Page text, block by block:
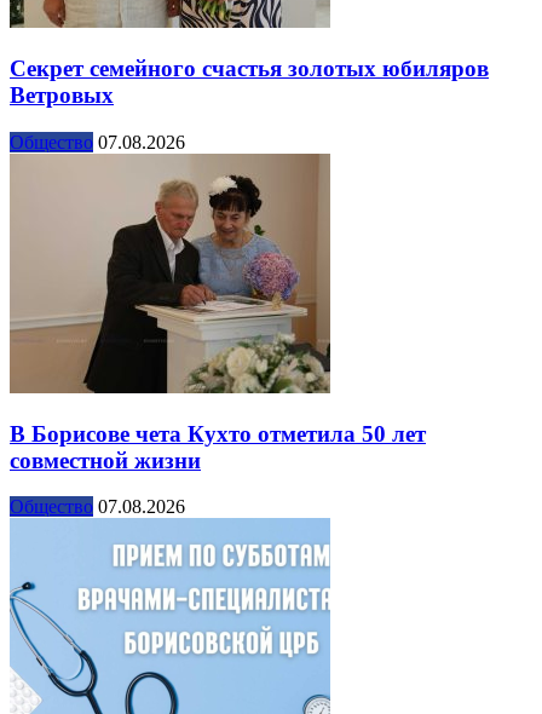
Секрет семейного счастья золотых юбиляров
Ветровых
Общество 07.08.2026
В Борисове чета Кухто отметила 50 лет
совместной жизни
Общество 07.08.2026